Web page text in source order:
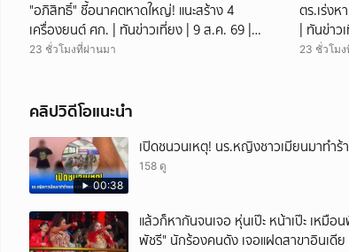
"อภิสิทธิ์" ชี้อนาคตหาดใหญ่! แนะสร้าง 4
เครื่องยนต์ ศก. | ทันข่าวเที่ยง | 9 ส.ค. 69 |
NationTV22
23 ชั่วโมงที่ผ่านมา
ตร.เร่งห
| ทันข่า
พยานแล้
23 ชั่วโม
คลิปวิดีโอแนะนำ
00:38
เปิดชนวนเหตุ! นร.หญิงชาวเมียนมาทำ
158 ดู
แล้วก็หากันจนเจอ หุ่นเป๊ะ หน้าเป๊ะ เห
พัชรี" นักร้องคนดัง เจอแฝดสาขาอินเ